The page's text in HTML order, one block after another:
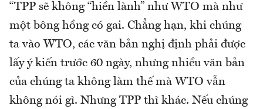
“TPP sẽ không “hiền lành” như WTO mà như
một bông hồng có gai. Chẳng hạn, khi chúng
ta vào WTO, các văn bản nghị định phải được
lấy ý kiến trước 60 ngày, nhưng nhiều văn bản
của chúng ta không làm thế mà WTO vẫn
không nói gì. Nhưng TPP thì khác. Nếu chúng